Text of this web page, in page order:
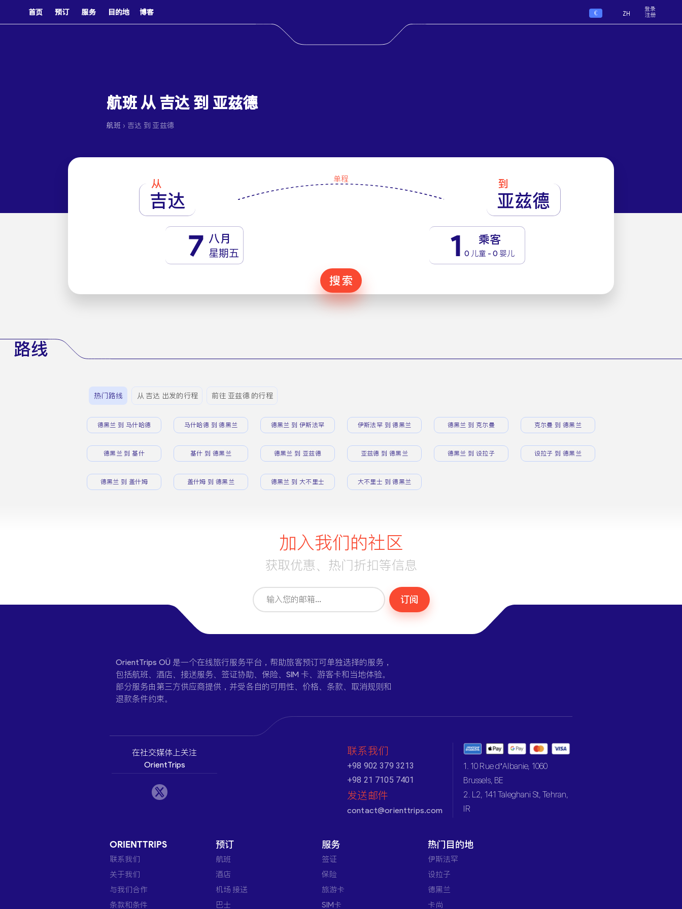
首页 预订 服务 目的地 博客 € ZH
登录
注册
航班 从 吉达 到 亚兹德
航班 › 吉达 到 亚兹德
从
吉达
单程 到
亚兹德
7 八月
星期五 1 乘客
0 儿童 - 0 婴儿
搜索
路线
热门路线 从 吉达 出发的行程 前往 亚兹德 的行程
德黑兰 到 马什哈德 马什哈德 到 德黑兰 德黑兰 到 伊斯法罕 伊斯法罕 到 德黑兰 德黑兰 到 克尔曼 克尔曼 到 德黑兰
德黑兰 到 基什 基什 到 德黑兰 德黑兰 到 亚兹德 亚兹德 到 德黑兰 德黑兰 到 设拉子 设拉子 到 德黑兰
德黑兰 到 盖什姆 盖什姆 到 德黑兰 德黑兰 到 大不里士 大不里士 到 德黑兰
加入我们的社区
获取优惠、热门折扣等信息
订阅
OrientTrips OÜ 是一个在线旅行服务平台，帮助旅客预订可单独选择的服务，
包括航班、酒店、接送服务、签证协助、保险、SIM 卡、游客卡和当地体验。
部分服务由第三方供应商提供，并受各自的可用性、价格、条款、取消规则和
退款条件约束。
在社交媒体上关注
OrientTrips
联系我们
+98 902 379 3213
+98 21 7105 7401
发送邮件
contact@orienttrips.com
1. 10 Rue d’Albanie, 1060
Brussels, BE
2. L2, 141 Taleghani St, Tehran,
IR
ORIENTTRIPS
联系我们
关于我们
与我们合作
条款和条件
预订
航班
酒店
机场 接送
巴士
服务
签证
保险
旅游卡
SIM卡
热门目的地
伊斯法罕
设拉子
德黑兰
卡尚